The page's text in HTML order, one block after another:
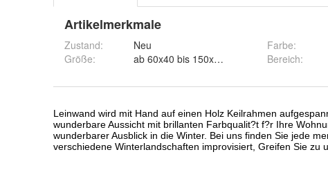
Artikelmerkmale
Zustand:
Neu
Größe: ab 60x40 bis 150x100 cm
Farbe:
Bereich: